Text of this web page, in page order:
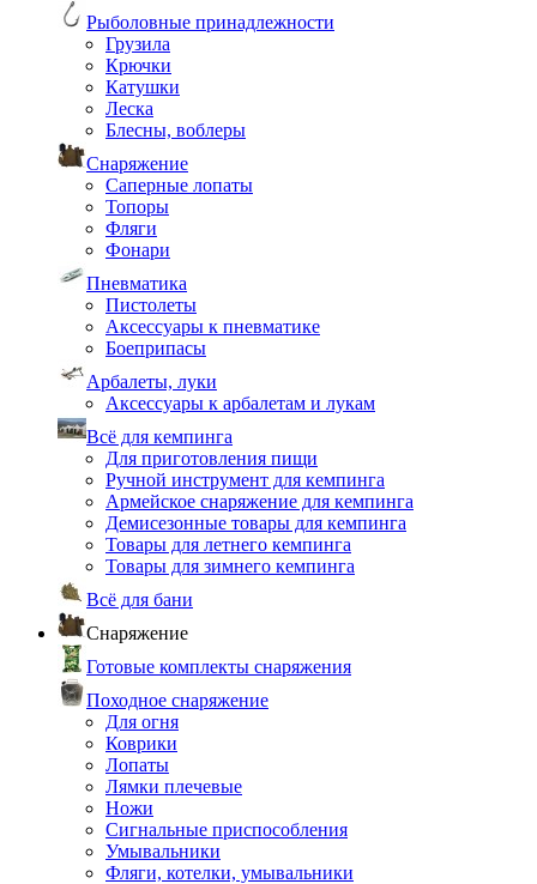
Рыболовные принадлежности
Грузила
Крючки
Катушки
Леска
Блесны, воблеры
Снаряжение
Саперные лопаты
Топоры
Фляги
Фонари
Пневматика
Пистолеты
Аксессуары к пневматике
Боеприпасы
Арбалеты, луки
Аксессуары к арбалетам и лукам
Всё для кемпинга
Для приготовления пищи
Ручной инструмент для кемпинга
Армейское снаряжение для кемпинга
Демисезонные товары для кемпинга
Товары для летнего кемпинга
Товары для зимнего кемпинга
Всё для бани
Снаряжение
Готовые комплекты снаряжения
Походное снаряжение
Для огня
Коврики
Лопаты
Лямки плечевые
Ножи
Сигнальные приспособления
Умывальники
Фляги, котелки, умывальники